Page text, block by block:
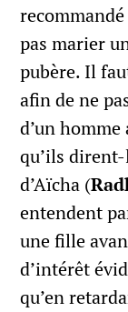
pas marier
pubère. Il
afin de ne
d’un homme
qu’ils
d’Aïcha (
entendent
une fille
d’intérêt
qu’en